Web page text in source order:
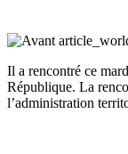
Il a rencontré ce
République. La
l’administration